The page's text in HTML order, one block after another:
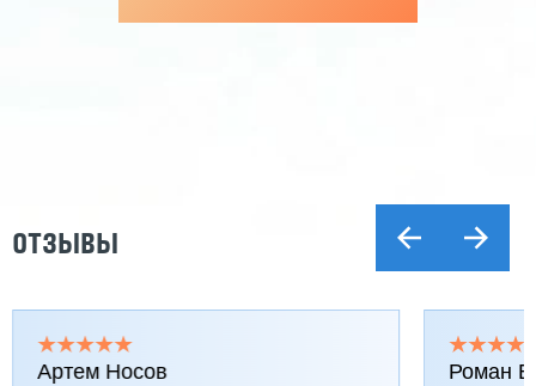
ОТЗЫВЫ
Артем Носов Роман